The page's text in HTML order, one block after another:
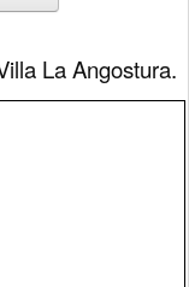
La Angostura.